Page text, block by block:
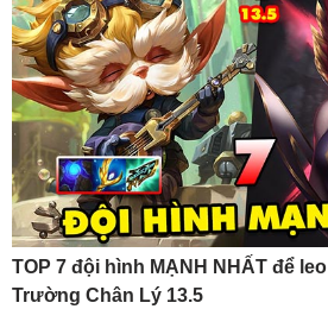
TOP 7 đội hình MẠNH NHẤT để
Trường Chân Lý 13.5